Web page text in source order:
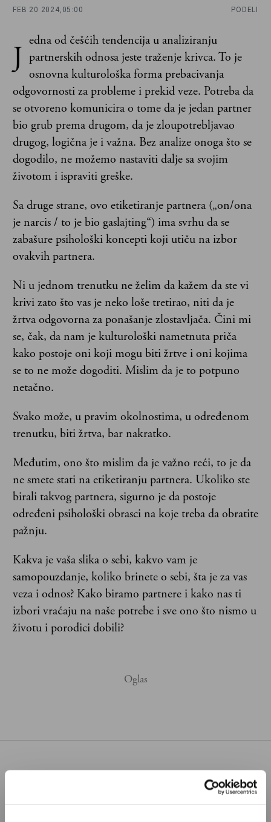
FEB 20 2024, 05:00 PODELI
J edna od češćih tendencija u analiziranju
partnerskih odnosa jeste traženje krivca. To je
osnovna kulturološka forma prebacivanja
odgovornosti za probleme i prekid veze. Potreba da
se otvoreno komunicira o tome da je jedan partner
bio grub prema drugom, da je zloupotrebljavao
drugog, logična je i važna. Bez analize onoga što se
dogodilo, ne možemo nastaviti dalje sa svojim
životom i ispraviti greške.
Sa druge strane, ovo etiketiranje partnera („on/ona
je narcis / to je bio gaslajting“) ima svrhu da se
zabašure psihološki koncepti koji utiču na izbor
ovakvih partnera.
Ni u jednom trenutku ne želim da kažem da ste vi
krivi zato što vas je neko loše tretirao, niti da je
žrtva odgovorna za ponašanje zlostavljača. Čini mi
se, čak, da nam je kulturološki nametnuta priča
kako postoje oni koji mogu biti žrtve i oni kojima
se to ne može dogoditi. Mislim da je to potpuno
netačno.
Svako može, u pravim okolnostima, u određenom
trenutku, biti žrtva, bar nakratko.
Međutim, ono što mislim da je važno reći, to je da
ne smete stati na etiketiranju partnera. Ukoliko ste
birali takvog partnera, sigurno je da postoje
određeni psihološki obrasci na koje treba da obratite
pažnju.
Kakva je vaša slika o sebi, kakvo vam je
samopouzdanje, koliko brinete o sebi, šta je za vas
veza i odnos? Kako biramo partnere i kako nas ti
izbori vraćaju na naše potrebe i sve ono što nismo u
životu i porodici dobili?
Poštovani, da biste nastavili sa čitanjem naših
premium sadržaja, neophodno je da